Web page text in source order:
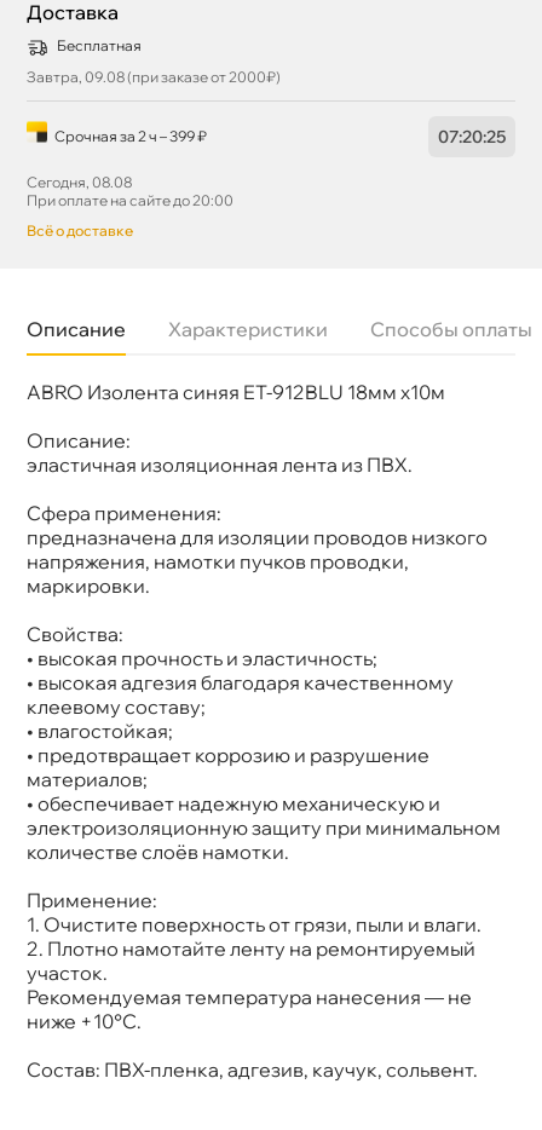
Доставка
Бесплатная
Завтра, 09.08 (при заказе от 2000₽)
Срочная за 2 ч – 399 ₽ 07:20:25
Сегодня, 08.08
При оплате на сайте до 20:00
сё о доставке
Описание Характеристики Способы оплаты
ABRO Изолента синяя ET-912BLU 18мм x10м
Описание:
эластичная изоляционная лента из ПВХ.
Сфера применения:
предназначена для изоляции проводов низкого
напряжения, намотки пучков проводки,
маркировки.
Свойства:
• высокая прочность и эластичность;
• высокая адгезия благодаря качественному
клеевому составу;
• влагостойкая;
• предотвращает коррозию и разрушение
материалов;
• обеспечивает надежную механическую и
электроизоляционную защиту при минимальном
количестве слоёв намотки.
Применение:
1. Очистите поверхность от грязи, пыли и влаги.
2. Плотно намотайте ленту на ремонтируемый
участок.
Рекомендуемая температура нанесения — не
ниже +10°С.
Состав: ПВХ-пленка, адгезив, каучук, сольвент.
Бренд
ABRO